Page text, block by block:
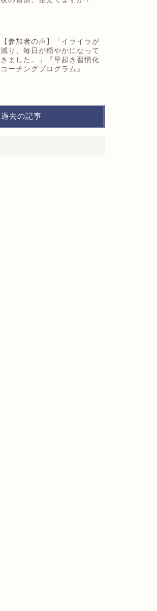
【参加者の声】「イライラが
減り、毎日が穏やかになって
きました。」『早起き習慣化
コーチングプログラム』
過去の記事